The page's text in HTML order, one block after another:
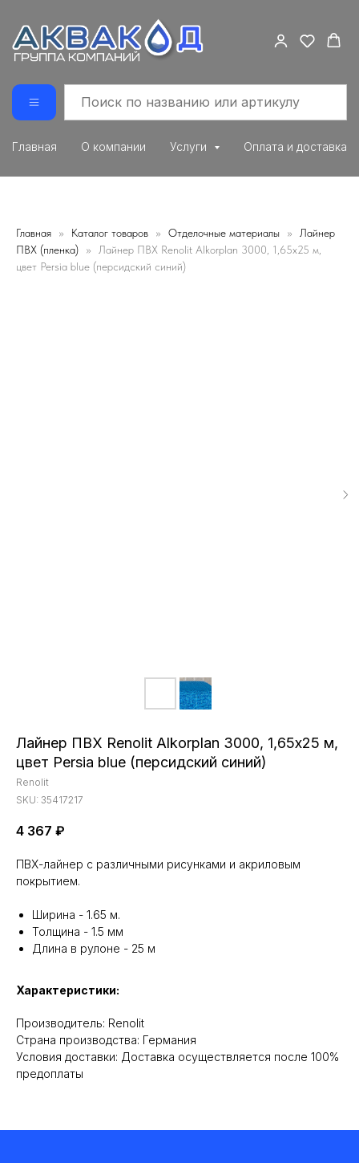
Главная О компании Услуги Оплата и доставка
Главная Каталог товаров Отделочные материалы
Лайнер
ПВХ (пленка)
Лайнер ПВХ Renolit Alkorplan 3000, 1,65х25 м,
цвeт Persia blue (персидский синий)
Лайнер ПВХ Renolit Alkorplan 3000, 1,65х25 м,
цвeт Persia blue (персидский синий)
Renolit
SKU: 35417217
4 367 ₽
ПВХ-лайнер с различными рисунками и акриловым
покрытием.
Ширина - 1.65 м.
Толщина - 1.5 мм
Длина в рулоне - 25 м
Характеристики:
Производитель: Renolit
Cтрана производства: Германия
Условия доставки: Доставка осуществляется после 100%
предоплаты